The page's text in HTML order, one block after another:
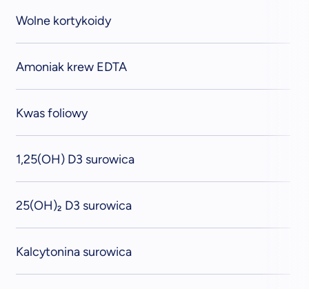
Wolne kortykoidy
Amoniak krew EDTA
Kwas foliowy
1,25(OH) D3 surowica
25(OH)₂ D3 surowica
Kalcytonina surowica